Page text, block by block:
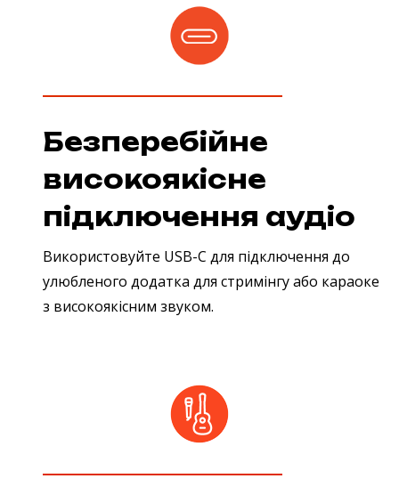
Безперебійне
високоякісне
підключення аудіо
Використовуйте USB-C для підключення до
улюбленого додатка для стримінгу або караоке
з високоякісним звуком.